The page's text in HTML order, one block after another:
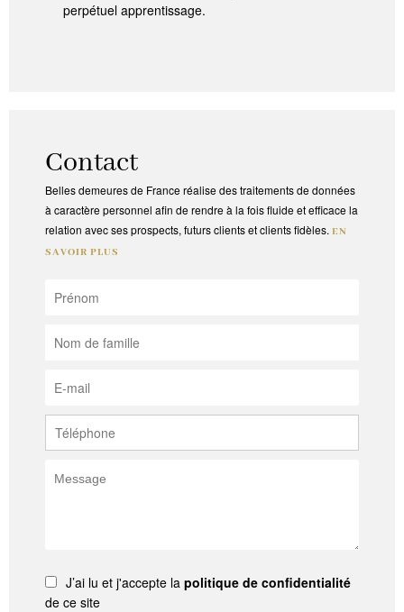
perpétuel apprentissage.
Contact
Belles demeures de France réalise des traitements de données
à caractère personnel afin de rendre à la fois fluide et efficace la
relation avec ses prospects, futurs clients et clients fidèles. EN
SAVOIR PLUS
J’ai lu et j'accepte la politique de confidentialité
de ce site